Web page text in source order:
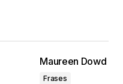
Maureen Dowd
Frases